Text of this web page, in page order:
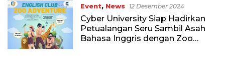
Event, News 12 Desember 2024
Cyber University Siap Hadirkan
Petualangan Seru Sambil Asah
Bahasa Inggris dengan Zoo